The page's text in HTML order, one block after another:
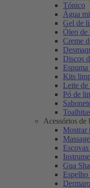
Tónico
Água
Gel de
Óleo de
Creme
Discos
Kits
Leite de
Pó de
Acessórios de
Mostrar
Gua Sha